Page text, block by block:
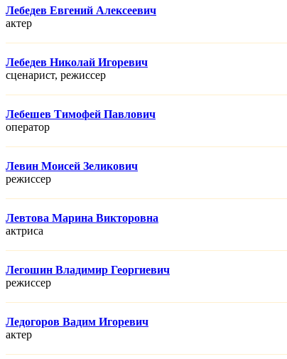
Лебедев Евгений Алексеевич
актер
Лебедев Николай Игоревич
сценарист, режисcер
Лебешев Тимофей Павлович
оператор
Левин Моисей Зеликович
режисcер
Левтова Марина Викторовна
актриса
Легошин Владимир Георгиевич
режисcер
Ледогоров Вадим Игоревич
актер